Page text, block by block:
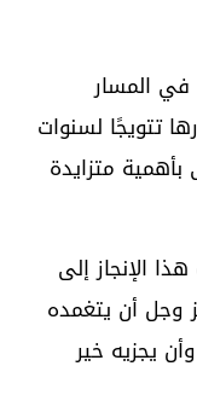
المسار
تتويجًا لسنوات
متزايدة
الإنجاز إلى
وجل أن يتغمده
يجزيه خير